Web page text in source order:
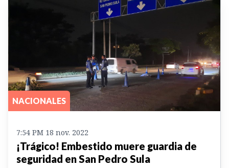
NACIONALES
7:54 PM 18 nov. 2022
¡Trágico! Embestido muere guardia de
seguridad en San Pedro Sula